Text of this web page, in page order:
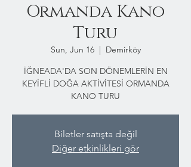
Ormanda Kano
Turu
Sun, Jun 16
  |
Demirköy
İĞNEADA'DA SON DÖNEMLERİN EN
KEYİFLİ DOĞA AKTİVİTESİ ORMANDA
KANO TURU
Biletler satışta değil
Diğer etkinlikleri gör